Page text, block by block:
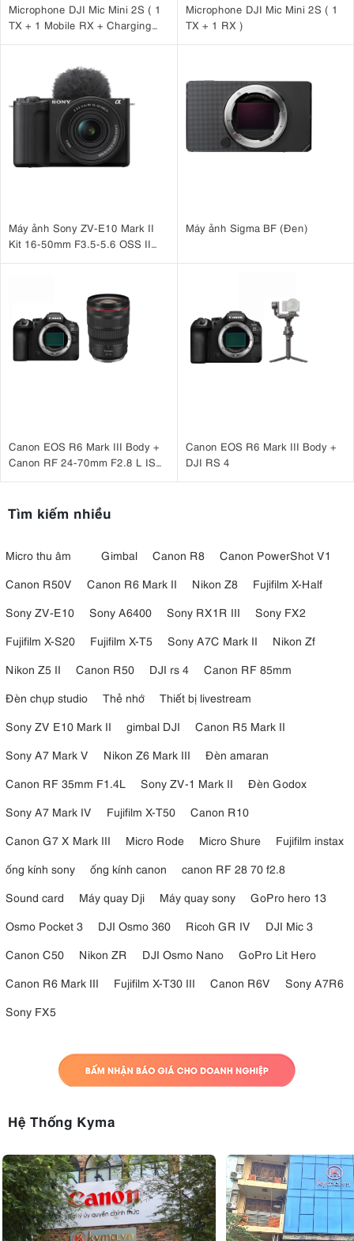
Microphone DJI Mic Mini 2S ( 1
TX + 1 Mobile RX + Charging
Microphone DJI Mic Mini 2S ( 1
TX + 1 RX )
Máy ảnh Sony ZV-E10 Mark II
Kit 16-50mm F3.5-5.6 OSS II
Máy ảnh Sigma BF (Đen)
Canon EOS R6 Mark III Body +
Canon RF 24-70mm F2.8 L IS
Canon EOS R6 Mark III Body +
DJI RS 4
Tìm kiếm nhiều
Micro thu âm Gimbal Canon R8
Canon PowerShot V1
Canon R50V
Canon R6 Mark II Nikon Z8
Fujifilm X-Half
Sony ZV-E10
Sony A6400 Sony RX1R III
Sony FX2
Fujifilm X-S20
Fujifilm X-T5 Sony A7C Mark II
Nikon Zf
Nikon Z5 II
Canon R50 DJI rs 4
Canon RF 85mm
Đèn chụp studio
Thẻ nhớ
Thiết bị livestream
Sony ZV E10 Mark II
gimbal DJI
Canon R5 Mark II
Sony A7 Mark V
Nikon Z6 Mark III
Đèn amaran
Canon RF 35mm F1.4L
Sony ZV-1 Mark II
Đèn Godox
Sony A7 Mark IV
Fujifilm X-T50
Canon R10
Canon G7 X Mark III
Micro Rode Micro Shure
Fujifilm instax
ống kính sony
ống kính canon
canon RF 28 70 f2.8
Sound card
Máy quay Dji Máy quay sony
GoPro hero 13
Osmo Pocket 3
DJI Osmo 360 Ricoh GR IV
DJI Mic 3
Canon C50
Nikon ZR DJI Osmo Nano
GoPro Lit Hero
Canon R6 Mark III
Fujifilm X-T30 III Canon R6V
Sony A7R6
Sony FX5
Hệ Thống Kyma